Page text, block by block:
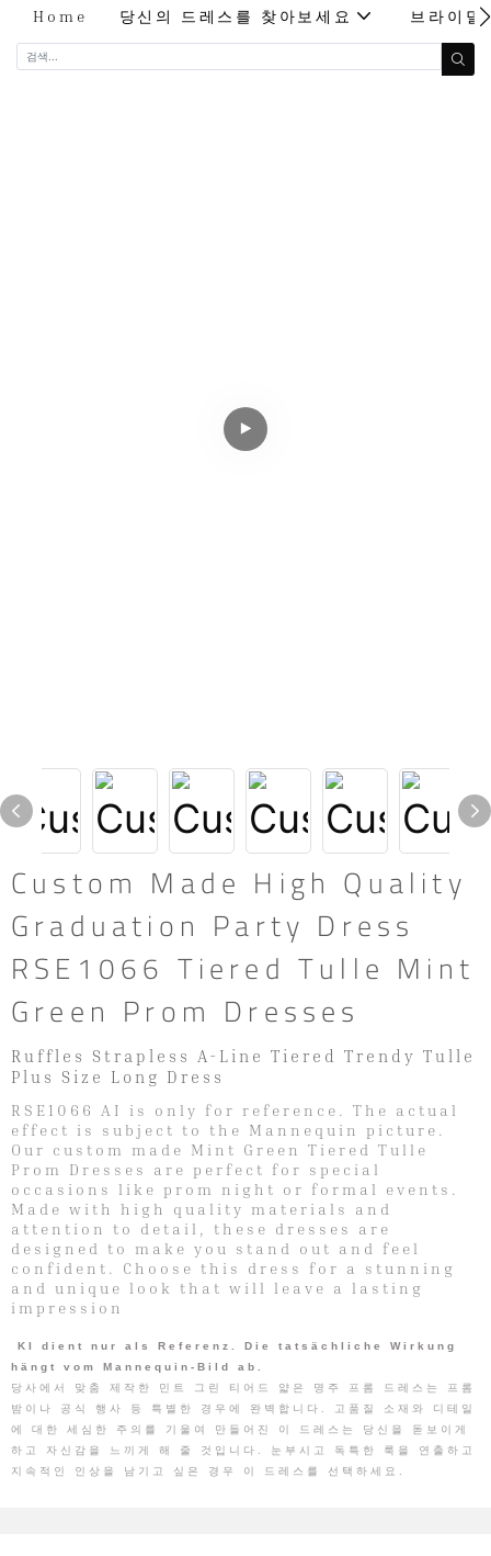
Home 당신의 드레스를 찾아보세요 브라이덜
Custom Made High Quality
Graduation Party Dress
RSE1066 Tiered Tulle Mint
Green Prom Dresses
Ruffles Strapless A-Line Tiered Trendy Tulle
Plus Size Long Dress
RSE1066 AI is only for reference. The actual
effect is subject to the Mannequin picture.
Our custom made Mint Green Tiered Tulle
Prom Dresses are perfect for special
occasions like prom night or formal events.
Made with high quality materials and
attention to detail, these dresses are
designed to make you stand out and feel
confident. Choose this dress for a stunning
and unique look that will leave a lasting
impression
KI dient nur als Referenz. Die tatsächliche Wirkung
hängt vom Mannequin-Bild ab.
당사에서 맞춤 제작한 민트 그린 티어드 얇은 명주 프롬 드레스는 프롬
밤이나 공식 행사 등 특별한 경우에 완벽합니다. 고품질 소재와 디테일
에 대한 세심한 주의를 기울여 만들어진 이 드레스는 당신을 돋보이게
하고 자신감을 느끼게 해 줄 것입니다. 눈부시고 독특한 룩을 연출하고
지속적인 인상을 남기고 싶은 경우 이 드레스를 선택하세요.